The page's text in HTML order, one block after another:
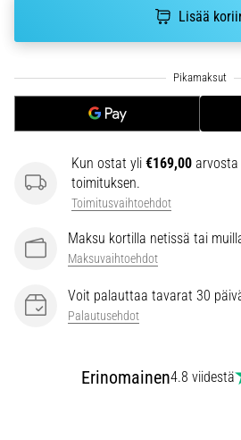
hoito
polvi,
iliotibiaalisen
jänteen
oireyhtymä
(ITBS),
on
yleinen
vaiva
Lisää
Kun ostat yli €169,00
toimituksen.
Toimitusvaihtoehdot
Maksu kortilla netissä tai
Maksuvaihtoehdot
Voit palauttaa tavarat 30
Palautusehdot
Erinomainen4.8 viidestä